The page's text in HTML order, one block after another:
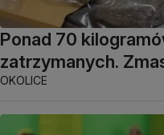
Ponad 70
zatrzymanych.
OKOLICE